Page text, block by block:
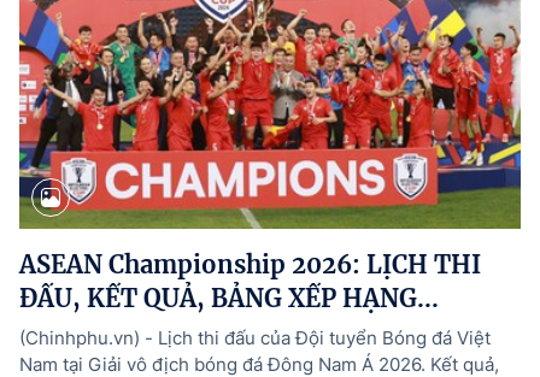
ASEAN Championship 2026: LỊCH THI
ĐẤU, KẾT QUẢ, BẢNG XẾP HẠNG...
(Chinhphu.vn) - Lịch thi đấu của Đội tuyển Bóng đá Việt
Nam tại Giải vô địch bóng đá Đông Nam Á 2026. Kết quả,